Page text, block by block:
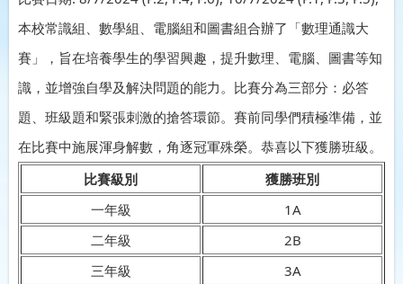
本校常識組、數學組、電腦組和圖書組合辦了「數理通識大
賽」，旨在培養學生的學習興趣，提升數理、電腦、圖書等知
識，並增強自學及解決問題的能力。比賽分為三部分：必答
題、班級題和緊張刺激的搶答環節。賽前同學們積極準備，並
在比賽中施展渾身解數，角逐冠軍殊榮。恭喜以下獲勝班級。
比賽級別
獲勝班別
一年級
1A
二年級
2B
三年級
3A